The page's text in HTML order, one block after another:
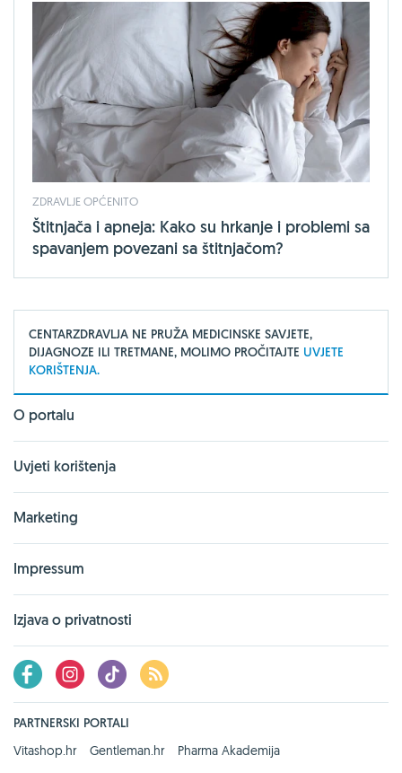
ZDRAVLJE OPĆENITO
Štitnjača i apneja: Kako su hrkanje i problemi sa
spavanjem povezani sa štitnjačom?
CENTARZDRAVLJA NE PRUŽA MEDICINSKE SAVJETE,
DIJAGNOZE ILI TRETMANE, MOLIMO PROČITAJTE UVJETE
KORIŠTENJA.
O portalu
Uvjeti korištenja
Marketing
Impressum
Izjava o privatnosti
PARTNERSKI PORTALI
Vitashop.hr
Gentleman.hr
Pharma Akademija